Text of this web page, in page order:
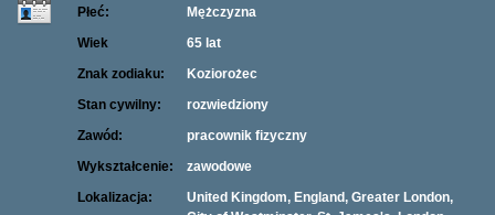
Płeć:
Mężczyzna
Wiek
65 lat
Znak zodiaku:
Koziorożec
Stan cywilny:
rozwiedziony
Zawód:
pracownik fizyczny
Wykształcenie:
zawodowe
Lokalizacja:
United Kingdom, England, Greater London,